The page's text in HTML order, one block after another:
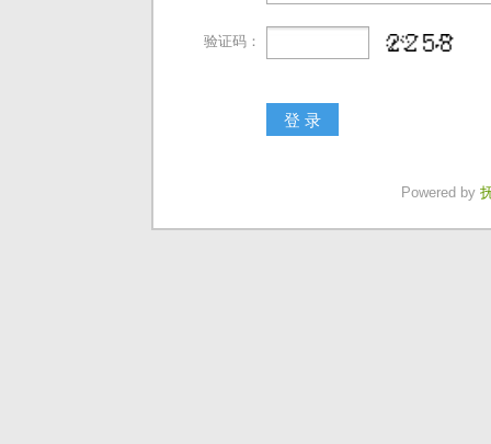
验证码：
Powered by